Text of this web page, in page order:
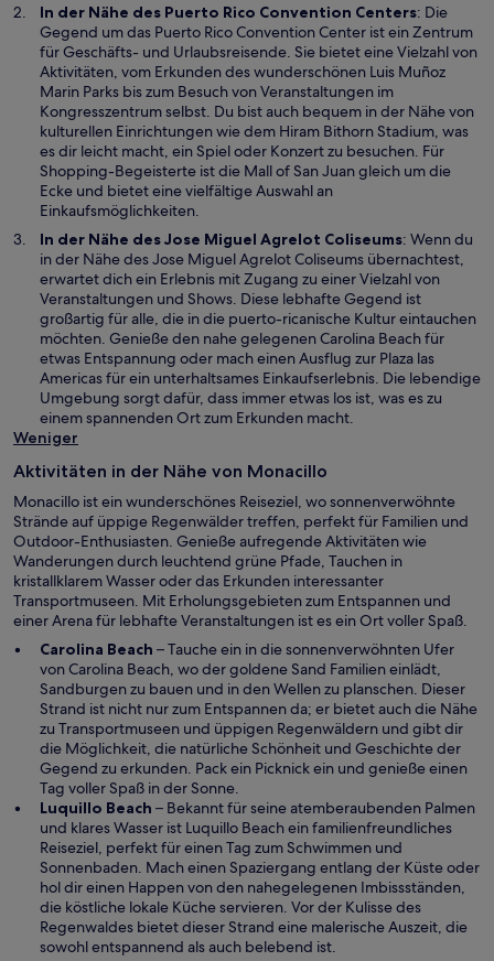
e
u
e
n
F
e
n
s
t
e
g
e
ö
f
f
n
e
t
In der Nähe des Puerto Rico Convention CentersW
i
r
d
n
e
n
n
e
u
e
n
F
e
n
s
t
ö
f
f
t
: Die
Gegend um das Puerto Rico Convention Center ist ein Zentrum
für Geschäfts- und Urlaubsreisende. Sie bietet eine Vielzahl von
Aktivitäten, vom Erkunden des wunderschönen Luis Muñoz
Marin Parks bis zum Besuch von Veranstaltungen im
Kongresszentrum selbst. Du bist auch bequem in der Nähe von
kulturellen Einrichtungen wie dem Hiram Bithorn Stadium, was
es dir leicht macht, ein Spiel oder Konzert zu besuchen. Für
Shopping-Begeisterte ist die Mall of San Juan gleich um die
Ecke und bietet eine vielfältige Auswahl an
Einkaufsmöglichkeiten.
In der Nähe desJose Miguel Agrelot ColiseumsW
i
r
d
i
n
e
i
n
u
e
n
n
s
e
r
g
e
ö
f
f
e
t
: Wenn du
in der Nähe des Jose Miguel Agrelot Coliseums übernachtest,
erwartet dich ein Erlebnis mit Zugang zu einer Vielzahl von
Veranstaltungen und Shows. Diese lebhafte Gegend ist
großartig für alle, die in die puerto-ricanische Kultur eintauchen
möchten. Genieße den nahe gelegenen Carolina Beach für
etwas Entspannung oder mach einen Ausflug zur Plaza las
Americas für ein unterhaltsames Einkaufserlebnis. Die lebendige
Umgebung sorgt dafür, dass immer etwas los ist, was es zu
einem spannenden Ort zum Erkunden macht.
Weniger
Aktivitäten in der Nähe von Monacillo
Monacillo ist ein wunderschönes Reiseziel, wo sonnenverwöhnte
Strände auf üppige Regenwälder treffen, perfekt für Familien und
Outdoor-Enthusiasten. Genieße aufregende Aktivitäten wie
Wanderungen durch leuchtend grüne Pfade, Tauchen in
kristallklarem Wasser oder das Erkunden interessanter
Transportmuseen. Mit Erholungsgebieten zum Entspannen und
einer Arena für lebhafte Veranstaltungen ist es ein Ort voller Spaß.
Carolina Beach W
i
r
d
i
n
e
i
n
e
m
n
e
u
e
n
– Tauche ein in die sonnenverwöhnten Ufer
von Carolina Beach, wo der goldene Sand Familien einlädt,
Sandburgen zu bauen und in den Wellen zu planschen. Dieser
Strand ist nicht nur zum Entspannen da; er bietet auch die Nähe
zu Transportmuseen und üppigen Regenwäldern und gibt dir
die Möglichkeit, die natürliche Schönheit und Geschichte der
Gegend zu erkunden. Pack ein Picknick ein und genieße einen
Tag voller Spaß in der Sonne.
Luquillo Beach W
i
r
d
i
n
e
i
– Bekannt für seine atemberaubenden Palmen
und klares Wasser ist Luquillo Beach ein familienfreundliches
Reiseziel, perfekt für einen Tag zum Schwimmen und
Sonnenbaden. Mach einen Spaziergang entlang der Küste oder
hol dir einen Happen von den nahegelegenen Imbissständen,
die köstliche lokale Küche servieren. Vor der Kulisse des
Regenwaldes bietet dieser Strand eine malerische Auszeit, die
sowohl entspannend als auch belebend ist.